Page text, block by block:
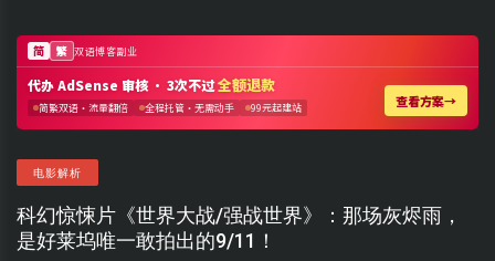
电影解析
科幻惊悚片《世界大战/强战世界》：那场灰烬雨，
是好莱坞唯一敢拍出的9/11！